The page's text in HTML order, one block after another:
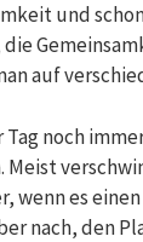
und
auf
noch
Meist
wenn es
nach, den